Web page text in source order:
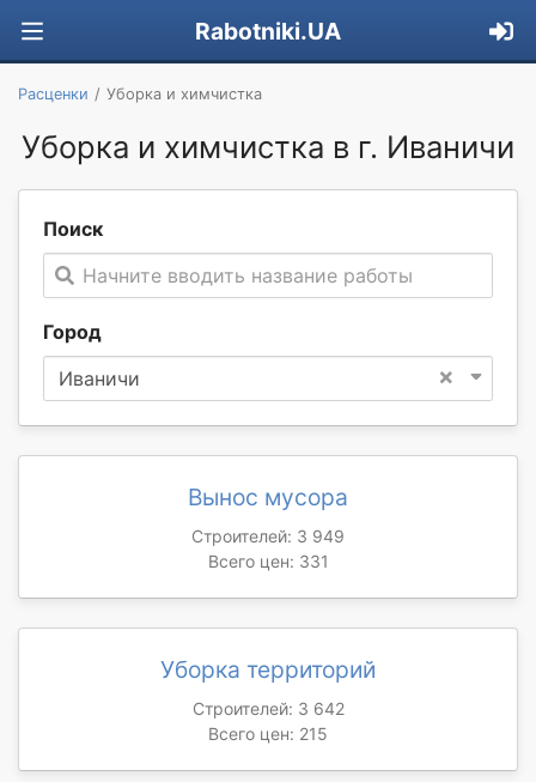
Rabotniki.UA
Расценки Уборка и химчистка
Уборка и химчистка в г. Иваничи
Поиск
Начните вводить название работы
Город
×
Иваничи
Вынос мусора
Строителей: 3 949
Всего цен: 331
Уборка территорий
Строителей: 3 642
Всего цен: 215